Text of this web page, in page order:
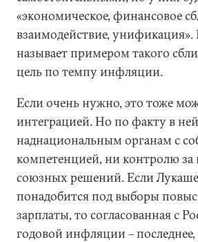
«экономическое, финансовое
взаимодействие, унификация».
называет примером такого
цель по темпу инфляции.
Если очень нужно, это тоже
интеграцией. Но по факту в
наднациональным органам с
компетенцией, ни контролю за
союзных решений. Если
понадобится под выборы
зарплаты, то согласованная с
годовой инфляции –